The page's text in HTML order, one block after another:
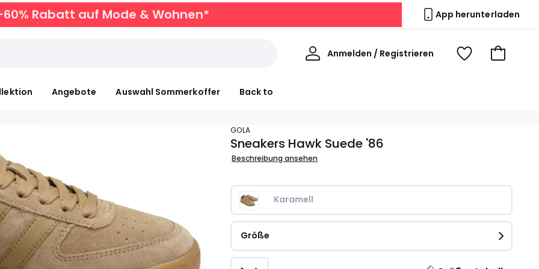
-60% Rabatt auf Mode & Wohnen* App herunterladen
Angebote Auswahl Sommerkoffer Back to
Anmelden / Registrieren
Willkommen
Voir
Zum
GOLA
Sneakers Hawk Suede '86
Beschreibung ansehen
Karamell
Größe